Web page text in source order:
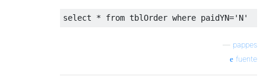
select * from tblOrder where paidYN='N'
pappes
fuente